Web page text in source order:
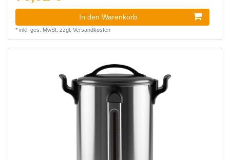
In den Warenkorb
* inkl. ges. MwSt. zzgl. Versandkosten